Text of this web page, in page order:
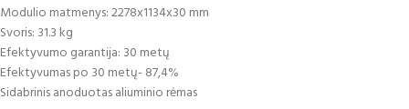
Modulio matmenys: 2278x1134x30 mm
Svoris: 31.3 kg
Efektyvumo garantija: 30 metų
Efektyvumas po 30 metų- 87,4%
Sidabrinis anoduotas aliuminio rėmas